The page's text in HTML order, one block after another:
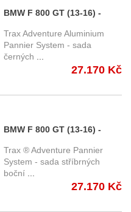
BMW F 800 GT (13-16) -
sada bočních kufrů TRAX
Adventure 45/37 l. s nosiči -
černé KFT.07.665.70000/B
Trax Adventure Aluminium
Pannier System - sada
černých
27.170 Kč
BMW F 800 GT (13-16) -
sada bočních kufrů TRAX
Adventure s nosičem -
stříbrné KFT.07.665.70000/S
Trax ® Adventure Pannier
System - sada stříbrných
boční
27.170 Kč